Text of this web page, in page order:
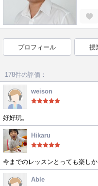
プロフィール 授
178件の評価：
weison
好好玩。
Hikaru
今までのレッスンとっても楽し
Able